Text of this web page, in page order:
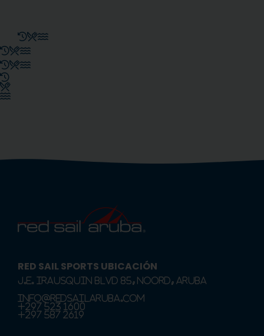
RED SAIL SPORTS UBICACIÓN
J.E. Irausquin Blvd 85, Noord, Aruba
info@redsailaruba.com
+297 523 1600
+297 587 2619